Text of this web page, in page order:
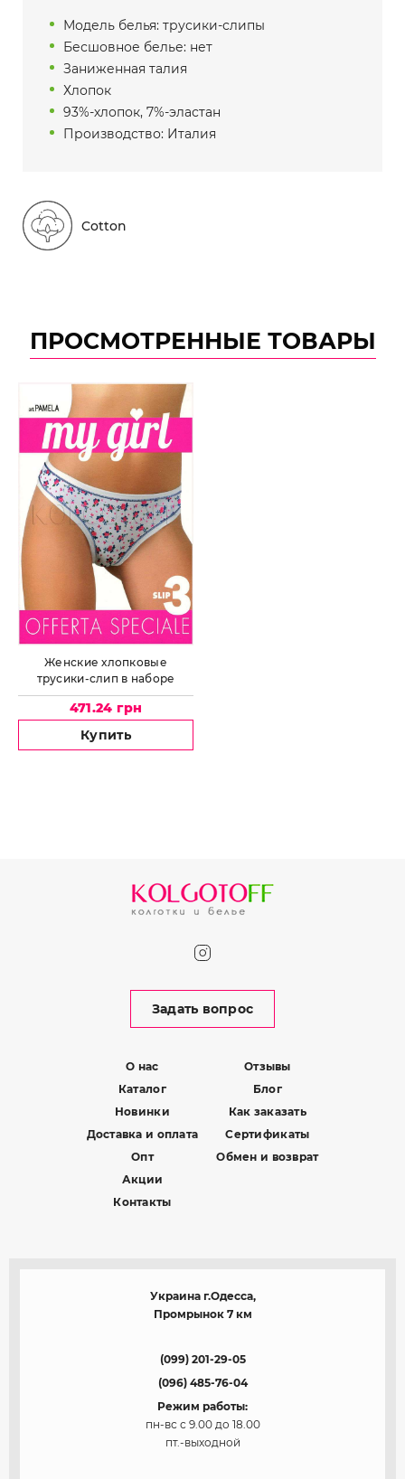
Модель белья: трусики-слипы
Бесшовное белье: нет
Заниженная талия
Хлопок
93%-хлопок, 7%-эластан
Производство: Италия
Cotton
ПРОСМОТРЕННЫЕ ТОВАРЫ
Женские хлопковые
трусики-слип в наборе
JADEA by Intimo Artu Pamela
471.24 грн
Купить
Задать вопрос
О нас
Каталог
Новинки
Доставка и оплата
Опт
Акции
Контакты
Отзывы
Блог
Как заказать
Сертификаты
Обмен и возврат
Украина г.Одесса,
Промрынок 7 км
(099) 201-29-05
(096) 485-76-04
Режим работы:
пн-вс с 9.00 до 18.00
пт.-выходной